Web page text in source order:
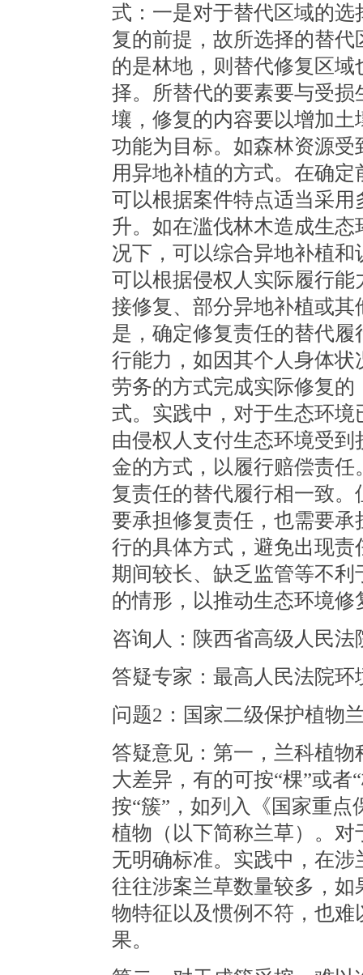
式：一是对于替代区域的
复的前提，故所选择的替
的是林地，则替代修复区
择。所替代的要素要与受
壤，修复的内容要以增加
功能为目标。如森林资源
用异地补植的方式。在确
可以根据案件特点适当采
升。如在滥伐林木造成生
况下，可以综合异地补植
可以根据侵权人实际履行
接修复、部分异地补植或
是，确定修复责任的替代
行能力，如因其个人身体
劳务的方式完成实际修复
式。实践中，对于生态环
由侵权人支付生态环境受
金的方式，以履行赔偿责
复责任的替代履行相一致
要承担修复责任，也需要
行的具体方式，避免出现
期间较长、缺乏监管等不
的情形，以推动生态环境修
咨询人：陕西省高级人民
答疑专家：最高人民法院
问题2：国家二级保护植物
答疑意见：第一，兰科植
大差异，有的可按“棵”或
按“簇”，如列入《国家重
植物（以下简称兰草）。
无明确标准。实践中，在
往往涉案兰草数量较多，如
物特征以及惯例不符，也
果。